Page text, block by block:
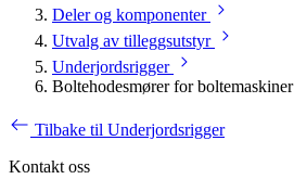
Deler og komponenter
Utvalg av tilleggsutstyr
Underjordsrigger
Boltehodesmører for boltemaskiner
Tilbake til Underjordsrigger
Kontakt oss